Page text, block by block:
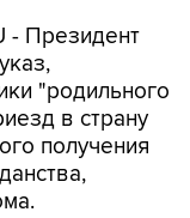
- Президент
"родильного
в страну
получения